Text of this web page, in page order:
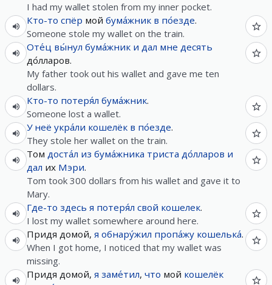
I had my wallet stolen from my inner pocket.
Кто-то спёр мой бума́жник в по́езде.
Someone stole my wallet on the train.
Оте́ц вы́нул бума́жник и дал мне десять
до́лларов.
My father took out his wallet and gave me ten
dollars.
Кто-то потеря́л бума́жник.
Someone lost a wallet.
У неё укра́ли кошелёк в по́езде.
They stole her wallet on the train.
Том доста́л из бума́жника триста до́лларов и
дал их Мэри.
Tom took 300 dollars from his wallet and gave it to
Mary.
Где-то здесь я потеря́л свой кошелек.
I lost my wallet somewhere around here.
Придя домой, я обнару́жил пропа́жу кошелька́.
When I got home, I noticed that my wallet was
missing.
Придя домой, я заме́тил, что мой кошелёк